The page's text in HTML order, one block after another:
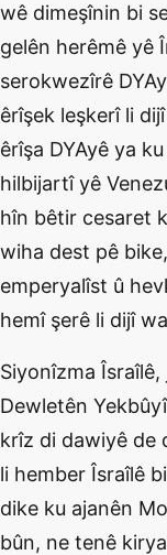
wê dimeşînin bi
gelên herêmê yê
serokwezîrê
êrîşek leşkerî li
êrîşa DYAyê ya
hilbijartî yê
hîn bêtir cesaret
wiha dest pê
emperyalîst û
hemî şerê li dijî
Siyonîzma
Dewletên
krîz di dawiyê de
li hember Îsraîlê
dike ku ajanên
bûn, ne tenê